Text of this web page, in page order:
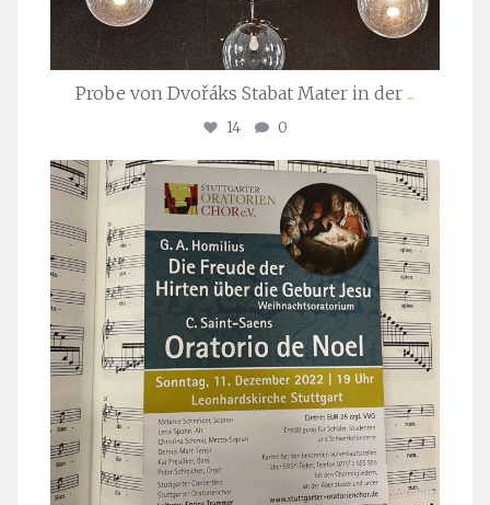
Probe von Dvořáks Stabat Mater in der ...
14 0
stuttgarter_oratorienchor
Nov. 29